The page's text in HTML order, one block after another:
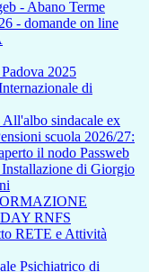
- Abano Terme
- domande on line
2025
di
sindacale ex
scuola 2026/27:
il nodo Passweb
di Giorgio
RNFS
RETE e Attività
Psichiatrico di